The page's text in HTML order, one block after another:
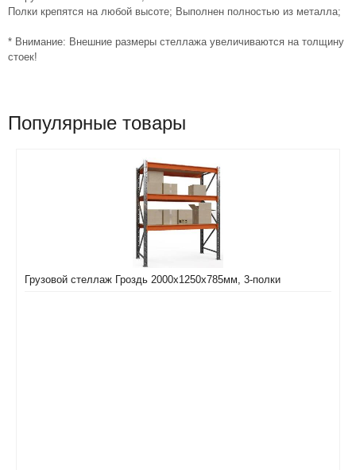
Полки крепятся на любой высоте; Выполнен полностью из металла;
* Внимание: Внешние размеры стеллажа увеличиваются на толщину
стоек!
Популярные товары
Грузовой стеллаж Гроздь 2000х1250х785мм, 3-полки